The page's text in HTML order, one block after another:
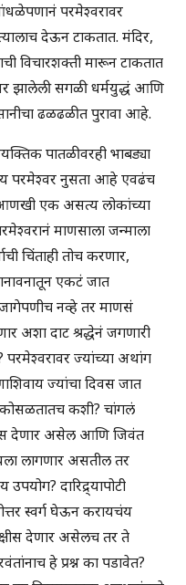
परमेश्वरावर
देऊन टाकतात. मंदिर,
विचारशक्ती मारून टाकतात
झालेली सगळी धर्मयुद्धं आणि
ढळढळीत पुरावा आहे.
पातळीवरही भाबड्या
परमेश्वर नुसता आहे एवढंच
एक असत्य लोकांच्या
माणसाला जन्माला
चिंताही तोच करणार,
एकटं जात
नव्हे तर माणसं
अशा दाट श्रद्धेनं जगणारी
ज्यांच्या अथांग
ज्यांचा दिवस जात
कशी? चांगलं
देणार असेल आणि जिवंत
लागणार असतील तर
दारिद्र्यापोटी
स्वर्ग घेऊन करायचंय
देणार असेलच तर ते
हे प्रश्न का पडावेत?